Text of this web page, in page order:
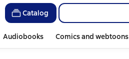
Catalog
Audiobooks Comics and webtoons